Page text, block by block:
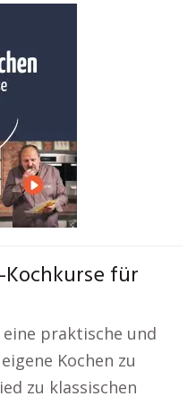
für
praktische und
Kochen zu
zu klassischen